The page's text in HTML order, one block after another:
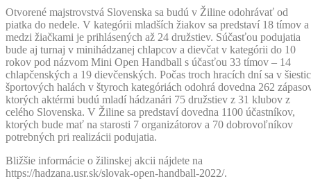
Otvorené majstrovstvá Slovenska sa budú v Žiline odohrávať od
piatka do nedele. V kategórii mladších žiakov sa predstaví 18 tímov a
medzi žiačkami je prihlásených až 24 družstiev. Súčasťou podujatia
bude aj turnaj v minihádzanej chlapcov a dievčat v kategórii do 10
rokov pod názvom Mini Open Handball s účasťou 33 tímov – 14
chlapčenských a 19 dievčenských. Počas troch hracích dní sa v
športových halách v štyroch kategóriách odohrá dovedna 262
ktorých aktérmi budú mladí hádzanári 75 družstiev z 31 klubov z
celého Slovenska. V Žiline sa predstaví dovedna 1100 účastníkov,
ktorých bude mať na starosti 7 organizátorov a 70 dobrovoľníkov
potrebných pri realizácii podujatia.
Bližšie informácie o žilinskej akcii nájdete na
https://hadzana.usr.sk/slovak-open-handball-2022/.